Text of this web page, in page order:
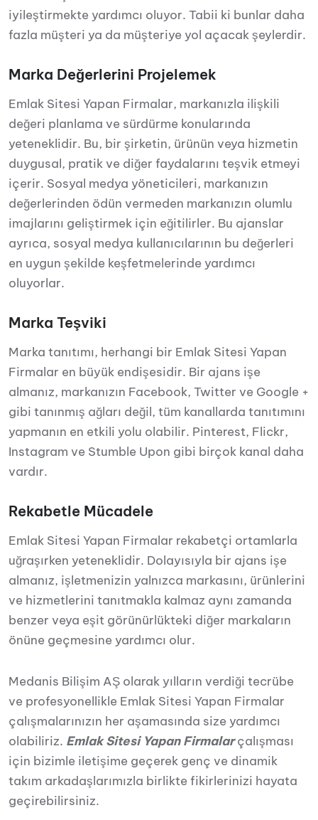
iyileştirmekte yardımcı oluyor. Tabii ki bunlar daha
fazla müşteri ya da müşteriye yol açacak şeylerdir.
Marka Değerlerini Projelemek
Emlak Sitesi Yapan Firmalar, markanızla ilişkili
değeri planlama ve sürdürme konularında
yeteneklidir. Bu, bir şirketin, ürünün veya hizmetin
duygusal, pratik ve diğer faydalarını teşvik etmeyi
içerir. Sosyal medya yöneticileri, markanızın
değerlerinden ödün vermeden markanızın olumlu
imajlarını geliştirmek için eğitilirler. Bu ajanslar
ayrıca, sosyal medya kullanıcılarının bu değerleri
en uygun şekilde keşfetmelerinde yardımcı
oluyorlar.
Marka Teşviki
Marka tanıtımı, herhangi bir Emlak Sitesi Yapan
Firmalar en büyük endişesidir. Bir ajans işe
almanız, markanızın Facebook, Twitter ve Google +
gibi tanınmış ağları değil, tüm kanallarda tanıtımını
yapmanın en etkili yolu olabilir. Pinterest, Flickr,
Instagram ve Stumble Upon gibi birçok kanal daha
vardır.
Rekabetle Mücadele
Emlak Sitesi Yapan Firmalar rekabetçi ortamlarla
uğraşırken yeteneklidir. Dolayısıyla bir ajans işe
almanız, işletmenizin yalnızca markasını, ürünlerini
ve hizmetlerini tanıtmakla kalmaz aynı zamanda
benzer veya eşit görünürlükteki diğer markaların
önüne geçmesine yardımcı olur.
Medanis Bilişim AŞ olarak yılların verdiği tecrübe
ve profesyonellikle Emlak Sitesi Yapan Firmalar
çalışmalarınızın her aşamasında size yardımcı
olabiliriz. Emlak Sitesi Yapan Firmalarçalışması
için bizimle iletişime geçerek genç ve dinamik
takım arkadaşlarımızla birlikte fikirlerinizi hayata
geçirebilirsiniz.